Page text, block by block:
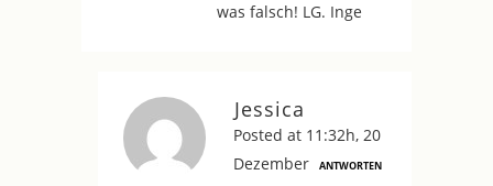
was falsch! LG. Inge
Jessica
Posted at 11:32h, 20
Dezember
ANTWORTEN